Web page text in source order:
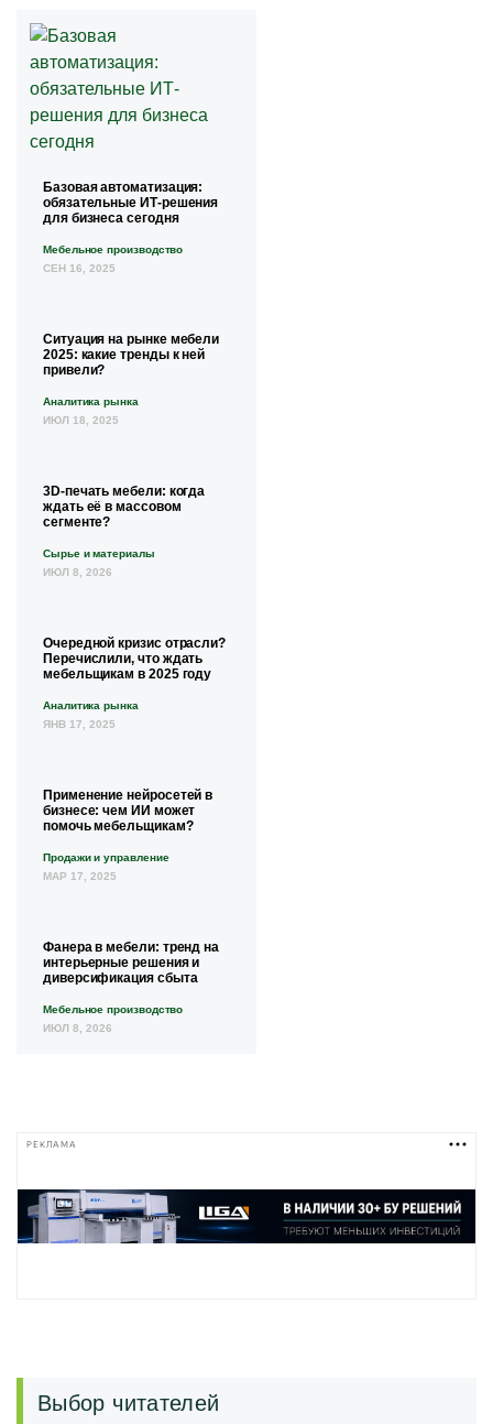
Базовая автоматизация:
обязательные ИТ-решения
для бизнеса сегодня
Мебельное производство
СЕН 16, 2025
Ситуация на рынке мебели
2025: какие тренды к ней
привели?
Аналитика рынка
ИЮЛ 18, 2025
3D-печать мебели: когда
ждать её в массовом
сегменте?
Сырье и материалы
ИЮЛ 8, 2026
Очередной кризис отрасли?
Перечислили, что ждать
мебельщикам в 2025 году
Аналитика рынка
ЯНВ 17, 2025
Применение нейросетей в
бизнесе: чем ИИ может
помочь мебельщикам?
Продажи и управление
МАР 17, 2025
Фанера в мебели: тренд на
интерьерные решения и
диверсификация сбыта
Мебельное производство
ИЮЛ 8, 2026
РЕКЛАМА
Выбор читателей